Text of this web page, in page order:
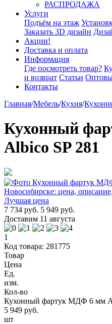
РАСПРОДАЖА
Услуги
Подъём на этаж
Заказать 3D дизайн
Акции!
Доставка и оплата
Информация
Где посмотреть товар?
и возврат Статьи
Контакты
Главная/Мебель/Кухня/
Кухонный
Albico SP 281
Лучшая цена
7 734 руб. 5 949 руб.
Доставим 11 августа
1
Код товара: 281775
Товар
Цена
Ед.
изм.
Кол-во
Кухонный фартук МДФ 6 мм
5 949 руб.
шт